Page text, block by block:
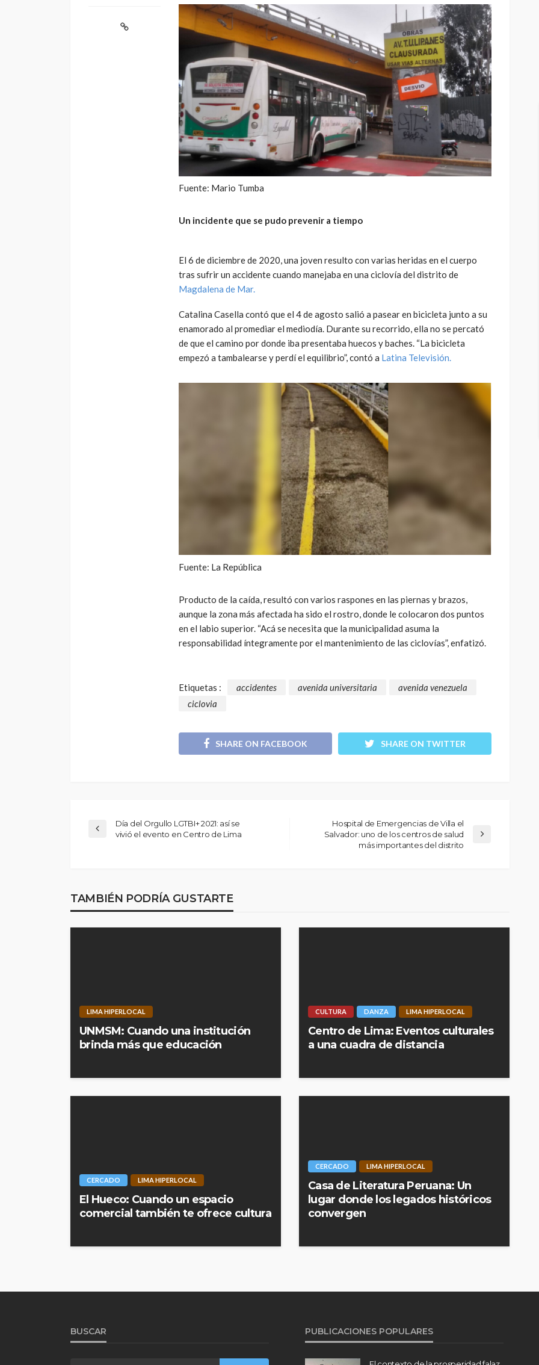
Fuente: Mario Tumba
Un incidente que se pudo prevenir a tiempo
El 6 de diciembre de 2020, una joven resulto con varias heridas en el cuerpo
tras sufrir un accidente cuando manejaba en una ciclovía del distrito de
Magdalena de Mar.
Catalina Casella contó que el 4 de agosto salió a pasear en bicicleta junto a su
enamorado al promediar el mediodía. Durante su recorrido, ella no se percató
de que el camino por donde iba presentaba huecos y baches. “La bicicleta
empezó a tambalearse y perdí el equilibrio”, contó a Latina Televisión.
Fuente: La República
Producto de la caída, resultó con varios raspones en las piernas y brazos,
aunque la zona más afectada ha sido el rostro, donde le colocaron dos puntos
en el labio superior. “Acá se necesita que la municipalidad asuma la
responsabilidad íntegramente por el mantenimiento de las ciclovías”, enfatizó.
Etiquetas : accidentes avenida universitaria
avenida venezuela
ciclovia
SHARE ON FACEBOOK SHARE ON TWITTER
Día del Orgullo LGTBI+ 2021: así se
vivió el evento en Centro de Lima
Hospital de Emergencias de Villa el
Salvador: uno de los centros de salud
más importantes del distrito
TAMBIÉN PODRÍA GUSTARTE
LIMA HIPERLOCAL
UNMSM: Cuando una institución
brinda más que educación
CULTURA DANZA LIMA HIPERLOCAL
Centro de Lima: Eventos culturales
a una cuadra de distancia
CERCADO LIMA HIPERLOCAL
El Hueco: Cuando un espacio
comercial también te ofrece cultura
CERCADO LIMA HIPERLOCAL
Casa de Literatura Peruana: Un
lugar donde los legados históricos
convergen
BUSCAR PUBLICACIONES POPULARES